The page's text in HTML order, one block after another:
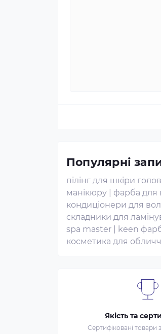
Популярні
пілінг для шкіри
манікюру
фарба для
кондиціонери для
складники для
spa master
keen
косметика для
Якість та
Сертифіковані товари